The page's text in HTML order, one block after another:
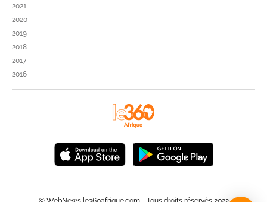
2021
2020
2019
2018
2017
2016